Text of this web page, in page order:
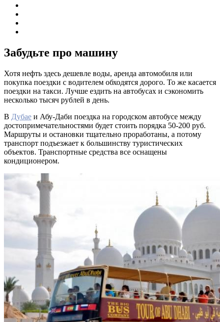
Забудьте про машину
Хотя нефть здесь дешевле воды, аренда автомобиля или
покупка поездки с водителем обходятся дорого. То же касается
поездки на такси. Лучше ездить на автобусах и сэкономить
несколько тысяч рублей в день.
В Дубае и Абу-Даби поездка на городском автобусе между
достопримечательностями будет стоить порядка 50-200 руб.
Маршруты и остановки тщательно проработаны, а потому
транспорт подъезжает к большинству туристических
объектов. Транспортные средства все оснащены
кондиционером.